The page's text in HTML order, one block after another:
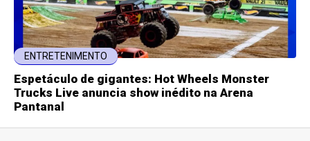
ENTRETENIMENTO
Espetáculo de gigantes: Hot Wheels Monster
Trucks Live anuncia show inédito na Arena
Pantanal